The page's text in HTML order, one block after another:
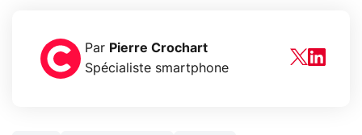
Par Pierre Crochart
Spécialiste smartphone